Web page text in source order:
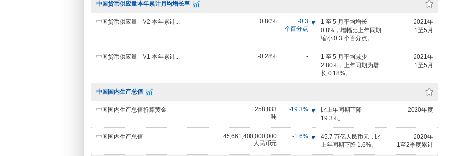
中国货币供应量本年累计月均增长率
中国货币供应量 - M2 本年累计... 0.80%
-0.3
个百分点
1 至 5 月平均增长
0.8%，增幅比上年同期
缩小 0.3 个百分点。
2021年
1至5月
中国货币供应量 - M1 本年累计... -0.28% -
1 至 5 月平均减少
2.80%，上年同期为增
长 0.18%。
2021年
1至5月
中国国内生产总值
中国国内生产总值折算黄金
258,833
吨
-19.3%
比上年同期下降
19.3%。
2020年度
中国国内生产总值
45,661,400,000,000
人民币元
-1.6%
45.7 万亿人民币元，比
上年同期下降 1.6%。
2020年
1至2季度累计